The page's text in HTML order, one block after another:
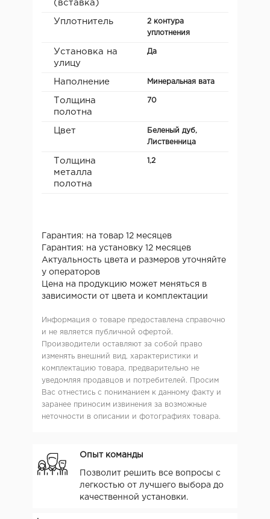
(вставка)
Уплотнитель
2 контура
уплотнения
Установка на
улицу
Да
Наполнение Минеральная вата
Толщина
полотна
70
Цвет
Беленый дуб,
Лиственница
Толщина
металла
полотна
1,2
Гарантия: на товар 12 месяцев
Гарантия: на установку 12 месяцев
Актуальность цвета и размеров уточняйте
у операторов
Цена на продукцию может меняться в
зависимости от цвета и комплектации
Информация о товаре предоставлена справочно
и не является публичной офертой.
Производители оставляют за собой право
изменять внешний вид, характеристики и
комплектацию товара, предварительно не
уведомляя продавцов и потребителей. Просим
Вас отнестись с пониманием к данному факту и
заранее приносим извинения за возможные
неточности в описании и фотографиях товара.
Опыт команды
Позволит решить все вопросы с
легкостью от лучшего выбора до
качественной установки.